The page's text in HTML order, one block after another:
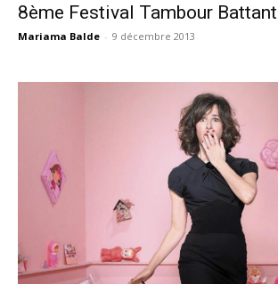
8ème Festival Tambour
Mariama Balde - 9 décembre 2013